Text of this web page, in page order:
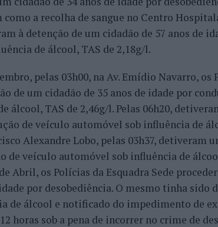
a recolha de sangue no Centro
à detenção de um cidadão de 57 anos de
de álcool, TAS de 2,18g/l.
pelas 03h00, na Av. Emídio Navarro, os
de um cidadão de 35 anos de idade por
álcool, TAS de 2,46g/l. Pelas 06h20,
de veículo automóvel sob influência de
Alexandre Lobo, pelas 03h37, detiveram
de veículo automóvel sob influência de
Abril, os Polícias da Esquadra Sede
por desobediência. O mesmo tinha
de álcool e notificado do impedimento de
horas sob a pena de incorrer no crime de